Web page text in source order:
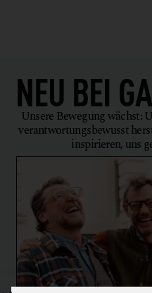
NEU BEI
Unsere Bewegung wächst:
verantwortungsbewusst
inspirieren, uns